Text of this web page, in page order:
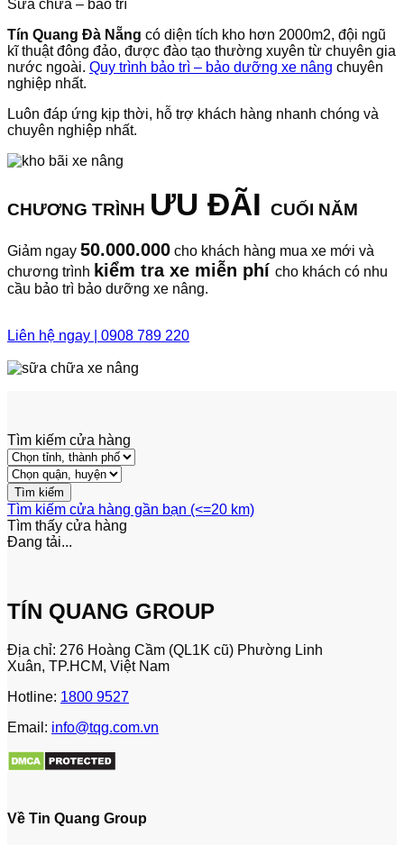
Sửa chữa – bảo trì
Tín Quang Đà Nẵng có diện tích kho hơn 2000m2, đội ngũ
kĩ thuật đông đảo, được đào tạo thường xuyên từ chuyên gia
nước ngoài. Quy trình bảo trì – bảo dưỡng xe nâng chuyên
nghiệp nhất.
Luôn đáp ứng kịp thời, hỗ trợ khách hàng nhanh chóng và
chuyên nghiệp nhất.
CHƯƠNG TRÌNH ƯU ĐÃI CUỐI NĂM
Giảm ngay 50.000.000 cho khách hàng mua xe mới và
chương trình kiểm tra xe miễn phí cho khách có nhu
cầu bảo trì bảo dưỡng xe nâng.
Liên hệ ngay | 0908 789 220
Tìm kiếm cửa hàng
Tìm kiếm cửa hàng gần bạn (<=20 km)
Tìm thấy cửa hàng
Đang tải...
TÍN QUANG GROUP
Địa chỉ: 276 Hoàng Cầm (QL1K cũ) Phường Linh
Xuân, TP.HCM, Việt Nam
Hotline: 1800 9527
Email: info@tqg.com.vn
Về Tin Quang Group